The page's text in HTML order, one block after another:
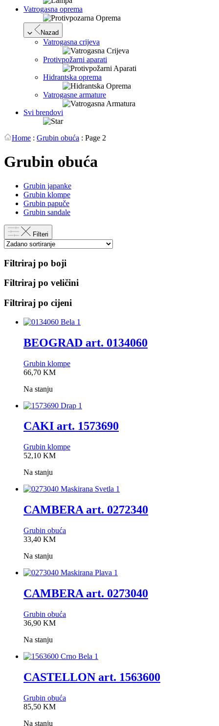
Vatrogasna oprema
Nazad
Vatrogasna crijeva
Protivpožarni aparati
Hidrantska oprema
Vatrogasne armature
Svi brendovi
Home : Grubin obuća : Page 2
Grubin obuća
Grubin japanke
Grubin klompe
Grubin papuče
Grubin sandale
Filteri
Filtriraj po boji
Filtriraj po veličini
Filtriraj po cijeni
BEOGRAD art. 0134060
Grubin klompe
0,0
66,70 KM
Na stanju
CAKI art. 1573690
Grubin klompe
0,0
52,10 KM
Na stanju
CAMBERA art. 0272340
Grubin obuća
0,0
33,40 KM
Na stanju
CAMBERA art. 0273040
Grubin obuća
0,0
36,90 KM
Na stanju
CASTELLON art. 1563600
Grubin obuća
0,0
85,50 KM
Na stanju